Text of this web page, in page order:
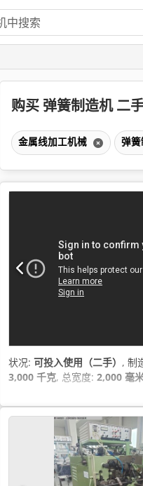
购买 弹簧制造机 二
金属线加工机械 弹
状况: 可投入使用（二手） , 制
3,000 千克, 总宽度: 2,000 毫